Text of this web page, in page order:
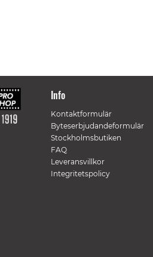
Info
Kontaktformulär
Byteserbjudandeformulär
Stockholmsbutiken
FAQ
Leveransvillkor
Integritetspolicy